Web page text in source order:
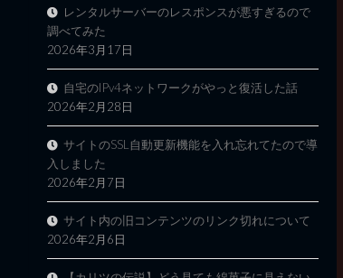
レンタルサーバーのレスポンスが悪すぎるので
調べてみた
2026年3月17日
自宅のIPv4ネットワークがやっと復活した話
2026年2月28日
サイトのSSL自動更新機能を入れ忘れてたので導
入しました
2026年2月7日
サイト内の旧コンテンツのリンク切れについて
2026年2月6日